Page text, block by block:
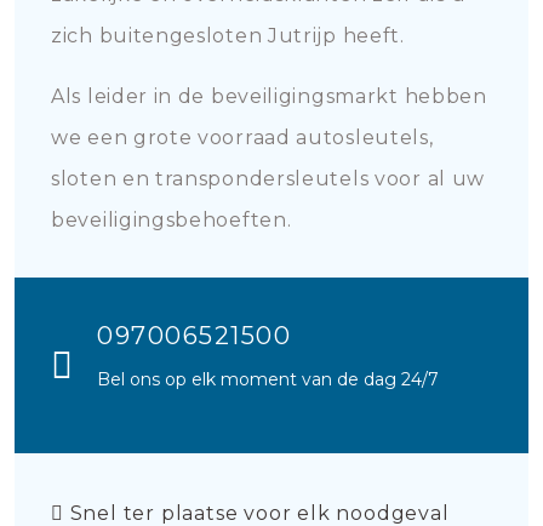
zich buitengesloten Jutrijp heeft.
Als leider in de beveiligingsmarkt hebben
we een grote voorraad autosleutels,
sloten en transpondersleutels voor al uw
beveiligingsbehoeften.
097006521500
Bel ons op elk moment van de dag 24/7
Snel ter plaatse voor elk noodgeval